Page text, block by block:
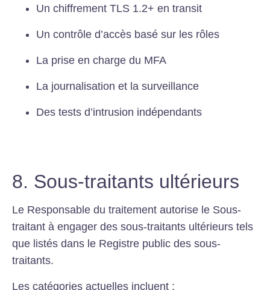
Un chiffrement TLS 1.2+ en transit
Un contrôle d’accès basé sur les rôles
La prise en charge du MFA
La journalisation et la surveillance
Des tests d’intrusion indépendants
8. Sous-traitants ultérieurs
Le Responsable du traitement autorise le Sous-
traitant à engager des sous-traitants ultérieurs tels
que listés dans le Registre public des sous-
traitants.
Les catégories actuelles incluent :